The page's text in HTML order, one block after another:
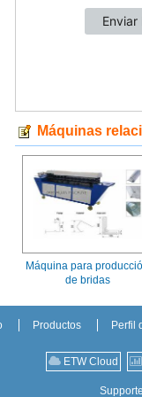
Máquinas
Máquina para
de bridas
Productos Perfil
ETW Cloud